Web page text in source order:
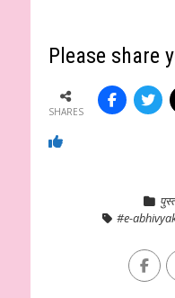
Please share
SHARES
#e-